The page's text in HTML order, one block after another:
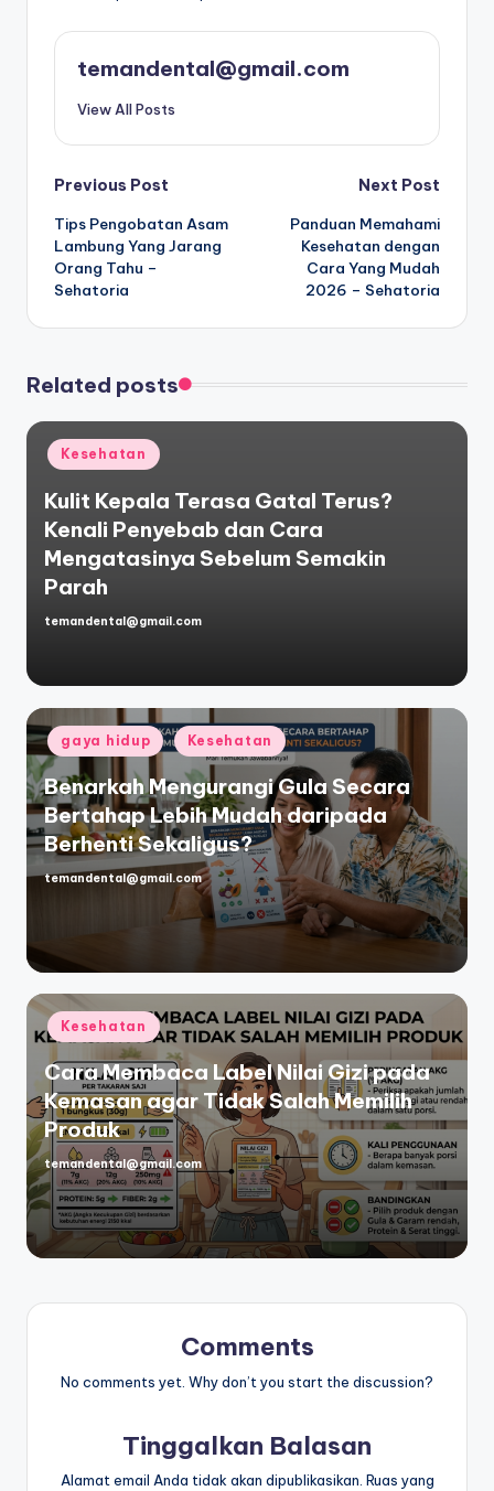
temandental@gmail.com
View All Posts
Post
navigation
Previous Post
Tips Pengobatan Asam
Lambung Yang Jarang
Orang Tahu –
Sehatoria
Next Post
Panduan Memahami
Kesehatan dengan
Cara Yang Mudah
2026 – Sehatoria
Related posts
Posted
in
Kesehatan
Kulit Kepala Terasa Gatal Terus?
Kenali Penyebab dan Cara
Mengatasinya Sebelum Semakin
Parah
Posted
temandental@gmail.com
Posted
in
gaya hidup Kesehatan
Benarkah Mengurangi Gula Secara
Bertahap Lebih Mudah daripada
Berhenti Sekaligus?
Posted
temandental@gmail.com
Posted
in
Kesehatan
Cara Membaca Label Nilai Gizi pada
Kemasan agar Tidak Salah Memilih
Produk
Posted
by
temandental@gmail.com
Comments
No comments yet. Why don’t you start the discussion?
Tinggalkan Balasan
Alamat email Anda tidak akan dipublikasikan. Ruas yang